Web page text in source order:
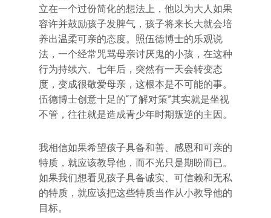
立在一个过份简化的想法上，他以为大人如果
容许并鼓励孩子发脾气，孩子将来长大就会培
养出温柔可亲的态度。照伍德博士的乐观说
法，一个经常咒骂母亲讨厌鬼的小孩，在这种
行为持续六、七年后，突然有一天会转变态
度，变成很敬爱母亲，这根本是不可能的事。
伍德博士创意十足的“了解对策”其实就是坐视
不管，往往就是造成青少年时期叛逆的主因。
我相信如果希望孩子具备和善、感恩和可亲的
特质，就应该教导他，而不光只是期盼而已。
如果我们想看见孩子具备诚实、可信赖和无私
的特质，就应该把这些特质当作从小教导他的
目标。